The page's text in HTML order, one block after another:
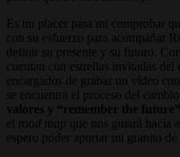
Es un placer para mi comprobar
con su esfuerzo para acompañar
definir su presente y su futuro.
cuentan con estrellas invitadas
encargados de grabar un vídeo
se encuentra el proceso del
valores y “remember the
el road map que nos guiará hacia
espero poder aportar mi granito de